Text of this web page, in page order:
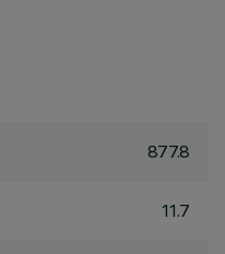
877.8
11.7